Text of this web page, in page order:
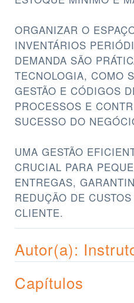
ORGANIZAR O
INVENTÁRIOS
DEMANDA SÃO
TECNOLOGIA, COMO
GESTÃO E CÓDIGOS
PROCESSOS E
SUCESSO DO
UMA GESTÃO
CRUCIAL PARA
ENTREGAS,
REDUÇÃO DE
CLIENTE.
Autor(a):
Capítulos